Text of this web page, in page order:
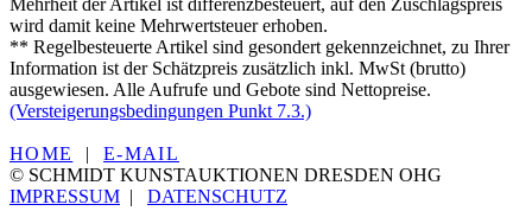
Mehrheit der Artikel ist differenzbesteuert, auf den Zuschlagspreis
wird damit keine Mehrwertsteuer erhoben.
** Regelbesteuerte Artikel sind gesondert gekennzeichnet, zu Ihrer
Information ist der Schätzpreis zusätzlich inkl. MwSt (brutto)
ausgewiesen. Alle Aufrufe und Gebote sind Nettopreise.
(Versteigerungsbedingungen Punkt 7.3.)
HOME |E-MAIL
© SCHMIDT KUNSTAUKTIONEN DRESDEN OHG
IMPRESSUM | DATENSCHUTZ